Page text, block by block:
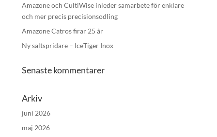
Amazone och CultiWise inleder samarbete för enklare
och mer precis precisionsodling
Amazone Catros firar 25 år
Ny saltspridare – IceTiger Inox
Senaste kommentarer
Arkiv
juni 2026
maj 2026